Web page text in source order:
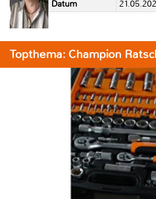
Datum
Topthema: Champion